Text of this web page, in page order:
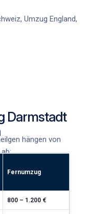
Umzug England,
Darmstadt
hängen von
Fernumzug
800 – 1.200 €